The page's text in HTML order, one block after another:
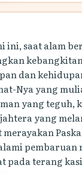
ini, saat alam
dan
Nya yang
yang teguh,
yang
merayakan
pembaruan
pada terang